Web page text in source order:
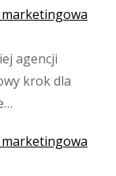
agencji
krok dla